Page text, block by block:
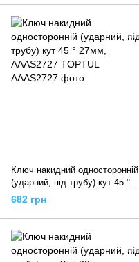
Ключ накидний односторонній
(ударний, під трубу) кут 45 °
27мм, AAAS2727 TOPTUL
682 грн